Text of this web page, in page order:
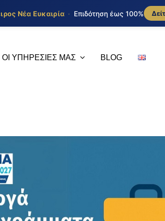
Νέα Ευκαιρία · Επιδότηση έως 100%
ΟΙ ΥΠΗΡΕΣΙΕΣ ΜΑΣ
σε
σε
σχεδιασμός πρέπει να
BLOG